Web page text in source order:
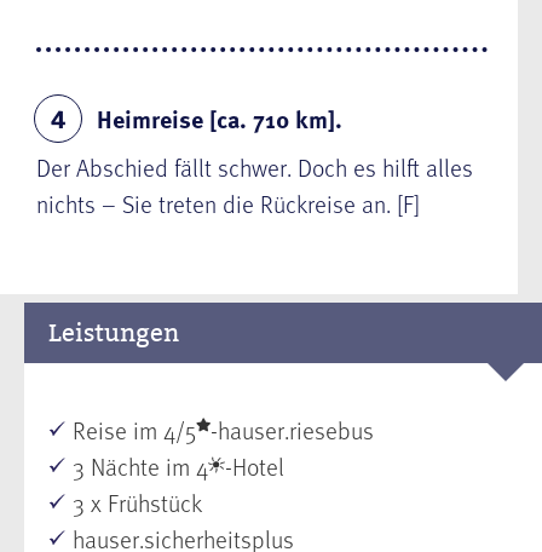
4
Heimreise [ca. 710 km].
Der Abschied fällt schwer. Doch es hilft alles
nichts – Sie treten die Rückreise an. [F]
Leistungen
Reise im 4/5 -hauser.riesebus
3 Nächte im 4 -Hotel
3 x Frühstück
hauser.sicherheitsplus